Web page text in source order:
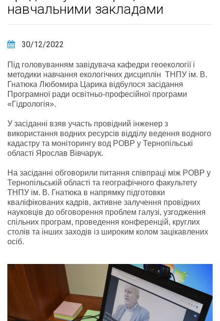
навчальними закладами
30/12/2022
Під головуванням завідувача кафедри геоекології і
методики навчання екологічних дисциплін ТНПУ ім. В.
Гнатюка Любомира Царика відбулося засідання
Програмної ради освітньо-професійної програми
«Гідрологія».
У засіданні взяв участь провідний інженер з
використання водних ресурсів відділу ведення водного
кадастру та моніторингу вод РОВР у Тернопільські
області Ярослав Вівчарук.
На засіданні обговорили питання співпраці між РОВР у
Тернопільській області та географічного факультету
ТНПУ ім. В. Гнатюка в напрямку підготовки
кваліфікованих кадрів, активне залучення провідних
науковців до обговорення проблем галузі, узгодження
спільних програм, проведення конференцій, круглих
столів та інших заходів із широким колом зацікавлених
осіб.